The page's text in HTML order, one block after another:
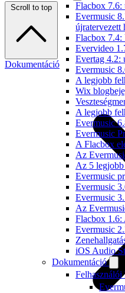
Flacbox 7.6:
Evermusic
újratervezett
Flacbox 7.4:
Evervideo
Evertag 4.2:
Evermusic
A legjobb
Wix
A legjobb
Evermusic
Evermusic
A Flacbox
Az
Az 5 legjobb
Evermusic
Evermusic
Evermusic
Az
Flacbox 1.6:
Evermusic
iOS Audio
Dokumentáció
Scroll to top
Dokumentáció